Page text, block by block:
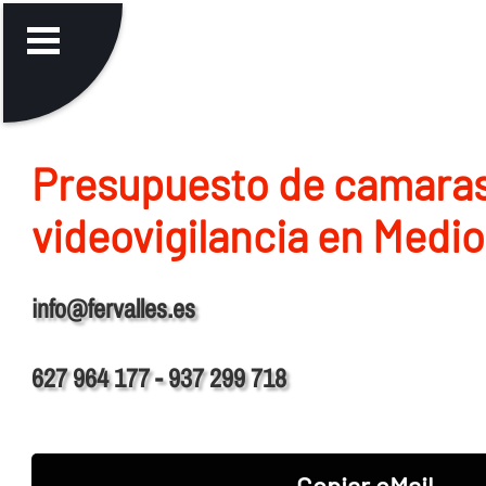
Presupuesto de
videovigilancia en
info@fervalles.es
627 964 177 - 937 299 718